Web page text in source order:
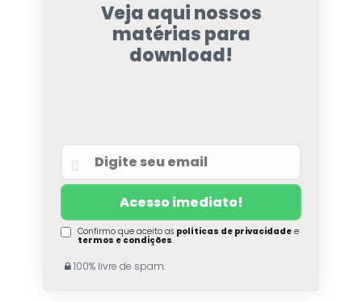
Veja aqui nossos
matérias para
download!
Confirmo que aceito as políticas de privacidadee
termos e condições.
100% livre de spam.